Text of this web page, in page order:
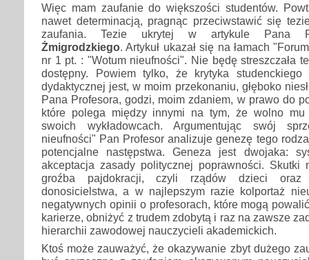
Więc mam zaufanie do większości studentów.
nawet determinacją, pragnąc przeciwstawić się
zaufania. Tezie ukrytej w artykule Pana
Żmigrodzkiego. Artykuł ukazał się na łamach
nr 1 pt. : "Wotum nieufności". Nie będę streszczała
dostępny. Powiem tylko, że krytyka studenckiego
dydaktycznej jest, w moim przekonaniu, głęboko
Pana Profesora, godzi, moim zdaniem, w prawo do
które polega między innymi na tym, że wolno
swoich wykładowcach. Argumentując swój
nieufności" Pan Profesor analizuje genezę tego
potencjalne następstwa. Geneza jest dwojaka:
akceptacja zasady politycznej poprawności. Skutki
groźba pajdokracji, czyli rządów dzieci oraz
donosicielstwa, a w najlepszym razie kolportaż
negatywnych opinii o profesorach, które mogą
karierze, obniżyć z trudem zdobytą i raz na zawsze
hierarchii zawodowej nauczycieli akademickich.
Ktoś może zauważyć, że okazywanie zbyt dużego